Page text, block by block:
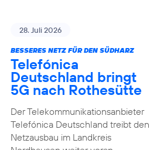
28. Juli 2026
BESSERES NETZ FÜR DEN SÜDHARZ
Telefónica
Deutschland bringt
5G nach Rothesütte
Der Telekommunikationsanbieter
Telefónica Deutschland treibt den
Netzausbau im Landkreis